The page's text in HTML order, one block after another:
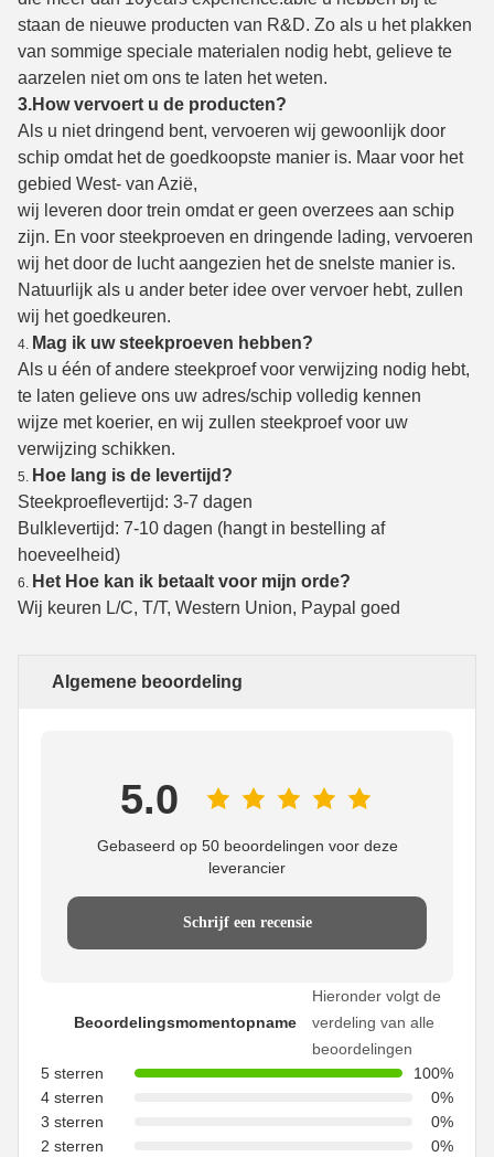
staan de nieuwe producten van R&D. Zo als u het plakken
van sommige speciale materialen nodig hebt, gelieve te
aarzelen niet om ons te laten het weten.
3.How vervoert u de producten?
Als u niet dringend bent, vervoeren wij gewoonlijk door
schip omdat het de goedkoopste manier is. Maar voor het
gebied West- van Azië,
wij leveren door trein omdat er geen overzees aan schip
zijn. En voor steekproeven en dringende lading, vervoeren
wij het door de lucht aangezien het de snelste manier is.
Natuurlijk als u ander beter idee over vervoer hebt, zullen
wij het goedkeuren.
4. Mag ik uw steekproeven hebben?
Als u één of andere steekproef voor verwijzing nodig hebt,
te laten gelieve ons uw adres/schip volledig kennen
wijze met koerier, en wij zullen steekproef voor uw
verwijzing schikken.
5. Hoe lang is de levertijd?
Steekproeflevertijd: 3-7 dagen
Bulklevertijd: 7-10 dagen (hangt in bestelling af
hoeveelheid)
6. Het Hoe kan ik betaalt voor mijn orde?
Wij keuren L/C, T/T, Western Union, Paypal goed
Algemene beoordeling
5.0
Gebaseerd op 50 beoordelingen voor deze
leverancier
Schrijf een recensie
Beoordelingsmomentopname
Hieronder volgt de
verdeling van alle
beoordelingen
5 sterren
100%
4 sterren
0%
3 sterren
0%
2 sterren
0%